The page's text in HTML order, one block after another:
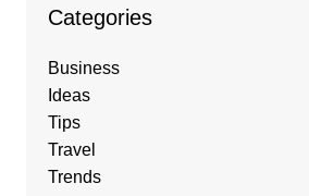
Categories
Business
Ideas
Tips
Travel
Trends